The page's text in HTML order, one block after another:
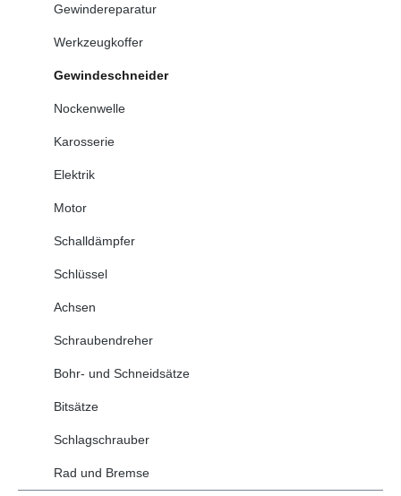
Gewindereparatur
Werkzeugkoffer
Gewindeschneider
Nockenwelle
Karosserie
Elektrik
Motor
Schalldämpfer
Schlüssel
Achsen
Schraubendreher
Bohr- und Schneidsätze
Bitsätze
Schlagschrauber
Rad und Bremse